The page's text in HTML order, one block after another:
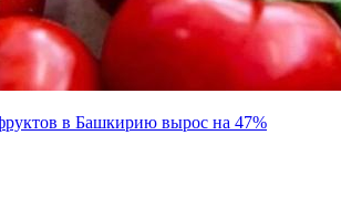
в Башкирию вырос на 47%